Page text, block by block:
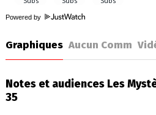
Powered by
Graphiques Aucun Comm
Notes et audiences Les
35